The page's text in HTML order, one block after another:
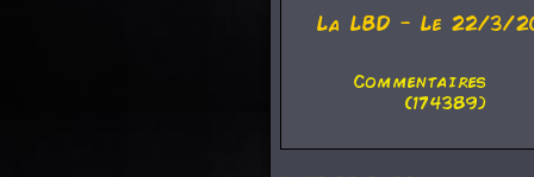
La LBD - Le 22/3/
Commentaires
(174389)